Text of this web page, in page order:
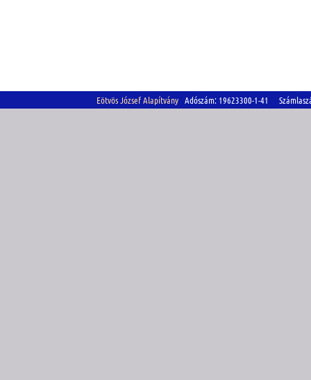
Eötvös József Alapítvány Adószám: 19623300-1-41